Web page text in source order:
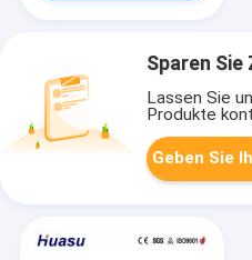
Sparen Sie
Lassen Sie
Produkte
Geben Sie